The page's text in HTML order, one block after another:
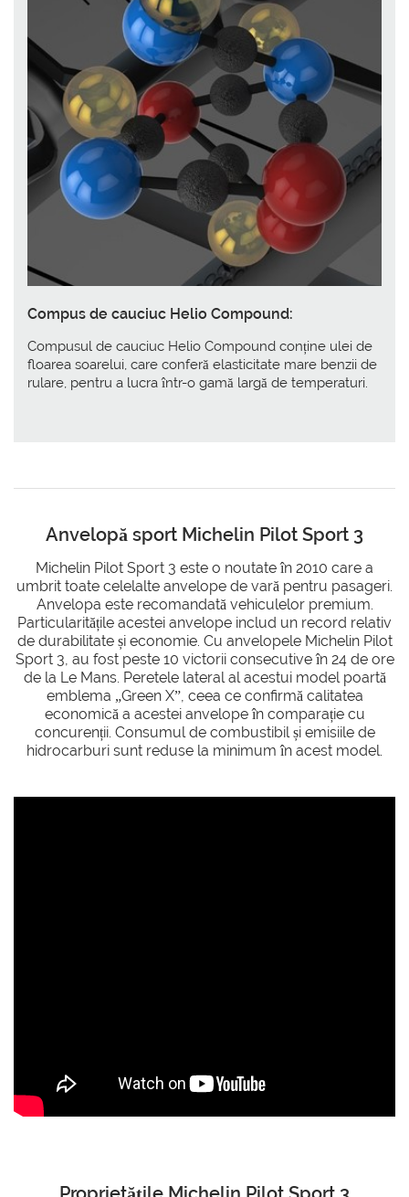
Compus de cauciuc Helio Compound:
Compusul de cauciuc Helio Compound conține ulei de
floarea soarelui, care conferă elasticitate mare benzii de
rulare, pentru a lucra într-o gamă largă de temperaturi.
Anvelopă sport Michelin Pilot Sport 3
Michelin Pilot Sport 3 este o noutate în 2010 care a
umbrit toate celelalte anvelope de vară pentru pasageri.
Anvelopa este recomandată vehiculelor premium.
Particularitățile acestei anvelope includ un record relativ
de durabilitate și economie. Cu anvelopele Michelin Pilot
Sport 3, au fost peste 10 victorii consecutive în 24 de ore
de la Le Mans. Peretele lateral al acestui model poartă
emblema „Green X”, ceea ce confirmă calitatea
economică a acestei anvelope în comparație cu
concurenții. Consumul de combustibil și emisiile de
hidrocarburi sunt reduse la minimum în acest model.